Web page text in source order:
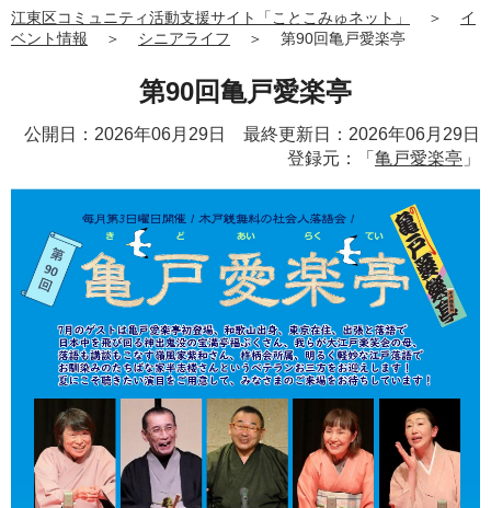
江東区コミュニティ活動支援サイト「ことこみゅネット」 ＞
イ
ベント情報
＞ シニアライフ ＞ 第90回亀戸愛楽亭
第90回亀戸愛楽亭
公開日：2026年06月29日 最終更新日：2026年06月29日
登録元：「 亀戸愛楽亭 」